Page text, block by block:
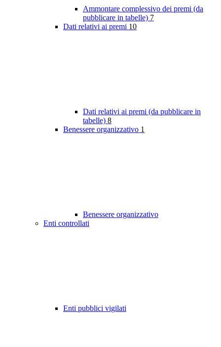
Ammontare complessivo dei premi (da
pubblicare in tabelle) 7
Dati relativi ai premi 10
Dati relativi ai premi (da pubblicare in
tabelle) 8
Benessere organizzativo 1
Benessere organizzativo
Enti controllati
Enti pubblici vigilati